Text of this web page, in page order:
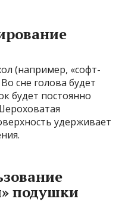
(например, «софт-
сне голова будет
будет постоянно
удерживает
подушки